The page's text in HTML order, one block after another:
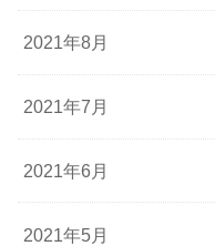
2021年8月
2021年7月
2021年6月
2021年5月